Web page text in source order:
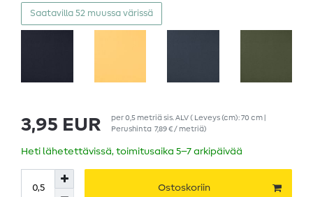
Saatavilla 52 muussa värissä
3,95 EUR per0,5 metriäsis. ALV( Leveys (cm): 70 cm |
Perushinta 7,89 € / metriä)
Heti lähetettävissä, toimitusaika 5–7 arkipäivää
Ostoskoriin